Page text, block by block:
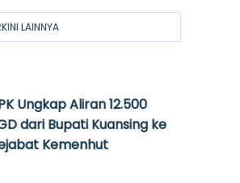
LAINNYA
Ungkap Aliran 12.500
dari Bupati Kuansing ke
Kemenhut